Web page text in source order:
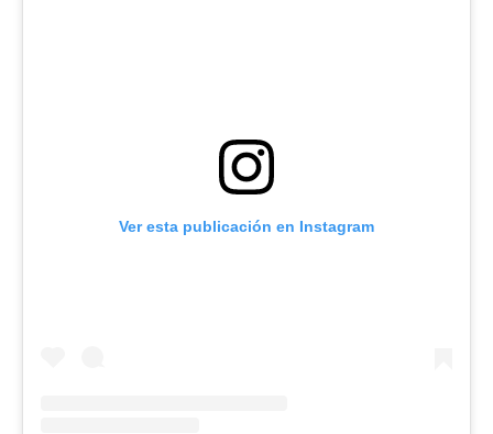
Ver esta publicación en Instagram